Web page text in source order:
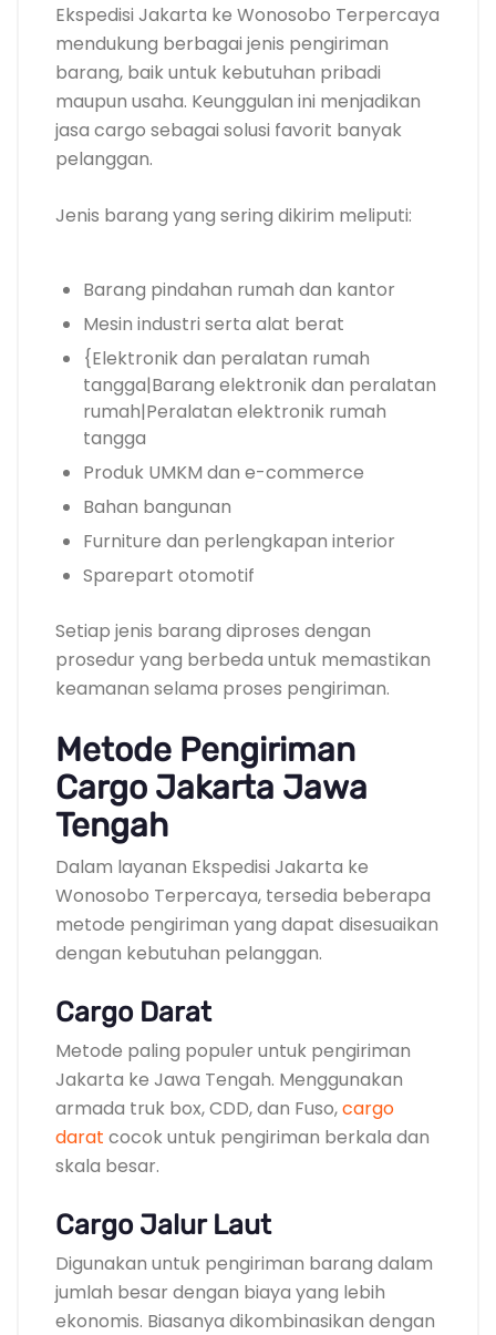
Ekspedisi Jakarta ke Wonosobo Terpercaya
mendukung berbagai jenis pengiriman
barang, baik untuk kebutuhan pribadi
maupun usaha. Keunggulan ini menjadikan
jasa cargo sebagai solusi favorit banyak
pelanggan.
Jenis barang yang sering dikirim meliputi:
Barang pindahan rumah dan kantor
Mesin industri serta alat berat
{Elektronik dan peralatan rumah
tangga|Barang elektronik dan peralatan
rumah|Peralatan elektronik rumah
tangga
Produk UMKM dan e-commerce
Bahan bangunan
Furniture dan perlengkapan interior
Sparepart otomotif
Setiap jenis barang diproses dengan
prosedur yang berbeda untuk memastikan
keamanan selama proses pengiriman.
Metode Pengiriman
Cargo Jakarta Jawa
Tengah
Dalam layanan Ekspedisi Jakarta ke
Wonosobo Terpercaya, tersedia beberapa
metode pengiriman yang dapat disesuaikan
dengan kebutuhan pelanggan.
Cargo Darat
Metode paling populer untuk pengiriman
Jakarta ke Jawa Tengah. Menggunakan
armada truk box, CDD, dan Fuso,cargo
darat cocok untuk pengiriman berkala dan
skala besar.
Cargo Jalur Laut
Digunakan untuk pengiriman barang dalam
jumlah besar dengan biaya yang lebih
ekonomis. Biasanya dikombinasikan dengan